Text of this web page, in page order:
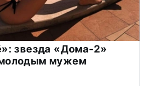
звезда «Дома-2»
мужем